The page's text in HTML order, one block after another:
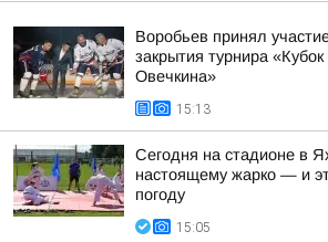
Воробьев принял
закрытия турнира
Овечкина»
15:13
Сегодня на стадионе в
настоящему жарко — и
погоду
15:05